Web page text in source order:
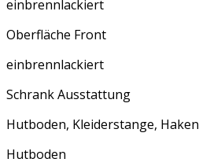
einbrennlackiert
Oberfläche Front
einbrennlackiert
Schrank Ausstattung
Hutboden, Kleiderstange, Haken
Hutboden